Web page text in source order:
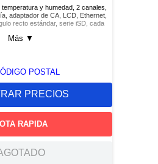
y humedad, 2 canales,
adaptador de CA, LCD, Ethernet,
recto estándar, serie iSD, cada
Más ▼
POSTAL
PRECIOS
RAPIDA